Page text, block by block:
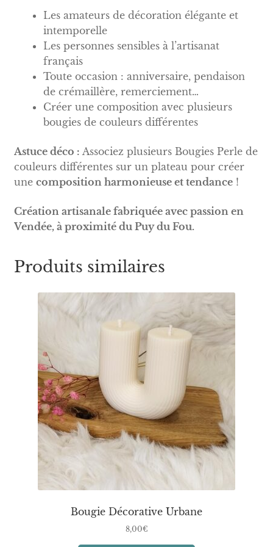
Les amateurs de décoration élégante et
intemporelle
Les personnes sensibles à l’artisanat
français
Toute occasion : anniversaire, pendaison
de crémaillère, remerciement…
Créer une composition avec plusieurs
bougies de couleurs différentes
Astuce déco : Associez plusieurs Bougies Perle de
couleurs différentes sur un plateau pour créer
une composition harmonieuse et tendance!
Création artisanale fabriquée avec passion en
Vendée, à proximité du Puy du Fou.
Produits similaires
Bougie Décorative Urbane
8,00€